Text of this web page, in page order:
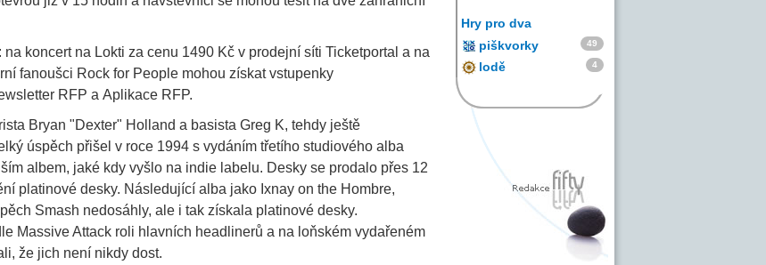
koncert na Lokti za cenu 1490 Kč v prodejní síti Ticketportal a na
fanoušci Rock for People mohou získat vstupenky
RFP a Aplikace RFP.
Bryan "Dexter" Holland a basista Greg K, tehdy ještě
úspěch přišel v roce 1994 s vydáním třetího studiového alba
albem, jaké kdy vyšlo na indie labelu. Desky se prodalo přes 12
platinové desky. Následující alba jako Ixnay on the Hombre,
Smash nedosáhly, ale i tak získala platinové desky.
Massive Attack roli hlavních headlinerů a na loňském vydařeném
že jich není nikdy dost.
Hry pro dva
piškvorky
49
lodě 4